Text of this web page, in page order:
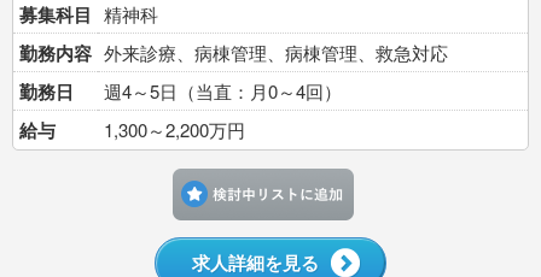
募集科目 精神科
勤務内容 外来診療、病棟管理、病棟管理、救急対応
勤務日 週4～5日（当直：月0～4回）
給与 1,300～2,200万円
求人詳細を見る